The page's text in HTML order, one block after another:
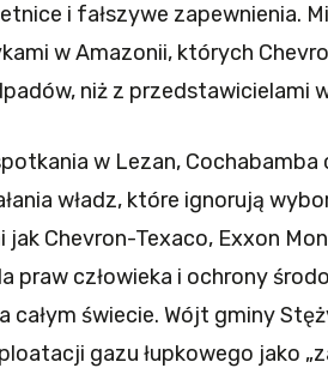
i fałszywe zapewnienia.
w Amazonii, których
niż z przedstawicielami
w Lezan,
władz, które ignorują
Chevron-Texaco, Exxon
praw człowieka i ochrony
całym świecie. Wójt gminy
gazu łupkowego jako